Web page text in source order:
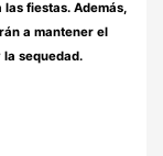
fiestas. Además,
a mantener el
sequedad.